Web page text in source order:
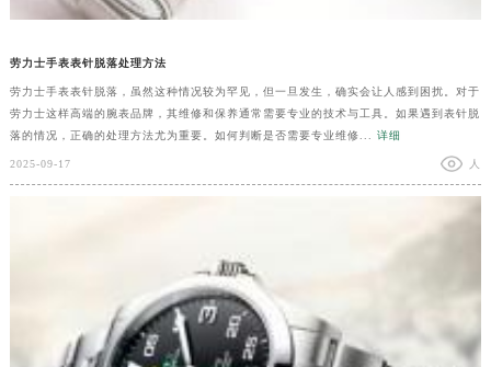
劳力士手表表针脱落处理方法
劳力士手表表针脱落，虽然这种情况较为罕见，但一旦发生，确实会让人感到困扰。对于
劳力士这样高端的腕表品牌，其维修和保养通常需要专业的技术与工具。如果遇到表针脱
落的情况，正确的处理方法尤为重要。如何判断是否需要专业维修... 详细
2025-09-17 人